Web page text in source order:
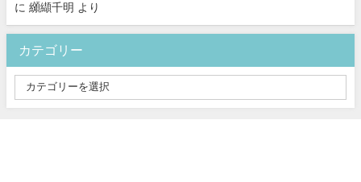
に 纐纈千明 より
カテゴリー